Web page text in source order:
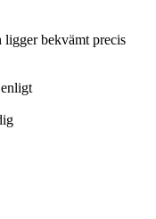
ligger bekvämt precis